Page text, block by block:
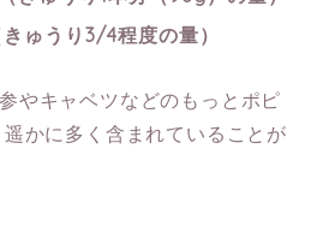
ゅうり3/4程度の量）
やキャベツなどのもっとポピ
遥かに多く含まれていることが